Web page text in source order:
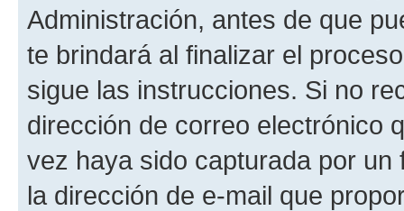
Administración, antes de que
te brindará al finalizar el
sigue las instrucciones. Si no
dirección de correo electrónico
vez haya sido capturada por
la dirección de e-mail que